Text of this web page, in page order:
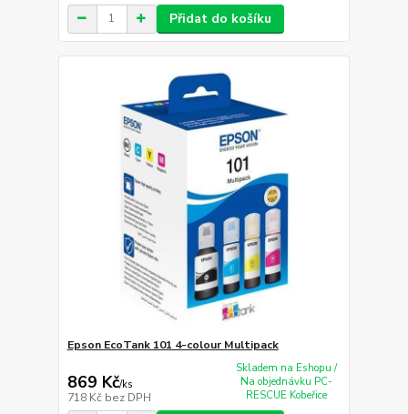
Přidat do košíku
Epson EcoTank 101 4-colour Multipack
869 Kč/ks
718 Kč bez DPH
Skladem na Eshopu /
Na objednávku PC-
RESCUE Kobeřice